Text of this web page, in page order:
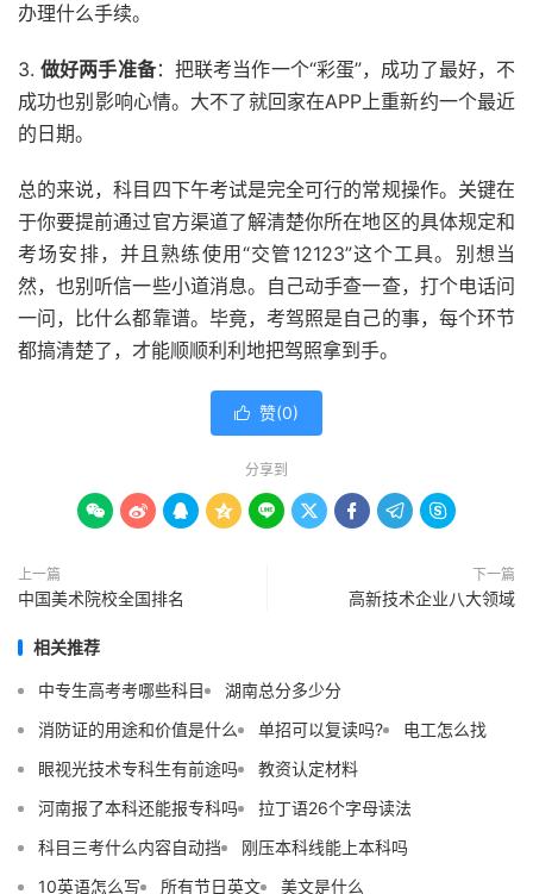
办理什么手续。
3.做好两手准备：把联考当作一个“彩蛋”，成功了最好，不
成功也别影响心情。大不了就回家在APP上重新约一个最近
的日期。
总的来说，科目四下午考试是完全可行的常规操作。关键在
于你要提前通过官方渠道了解清楚你所在地区的具体规定和
考场安排，并且熟练使用“交管12123”这个工具。别想当
然，也别听信一些小道消息。自己动手查一查，打个电话问
一问，比什么都靠谱。毕竟，考驾照是自己的事，每个环节
都搞清楚了，才能顺顺利利地把驾照拿到手。
 赞(0)
分享到
        
上一篇
中国美术院校全国排名
下一篇
高新技术企业八大领域
相关推荐
中专生高考考哪些科目
湖南总分多少分
消防证的用途和价值是什么
单招可以复读吗?
电工怎么找
眼视光技术专科生有前途吗
教资认定材料
河南报了本科还能报专科吗
拉丁语26个字母读法
科目三考什么内容自动挡
刚压本科线能上本科吗
10英语怎么写
所有节日英文 美文是什么